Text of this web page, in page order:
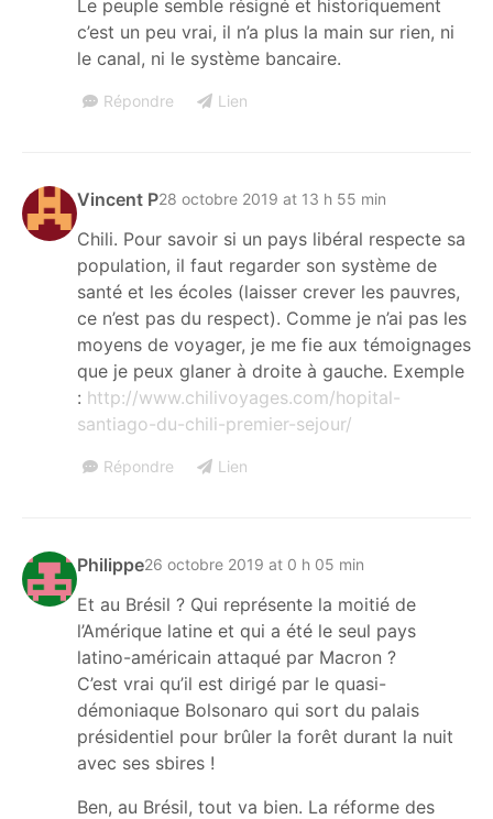
Le peuple semble résigné et historiquement
c’est un peu vrai, il n’a plus la main sur rien, ni
le canal, ni le système bancaire.
Répondre Lien
Vincent P28 octobre 2019 at 13 h 55 min
Chili. Pour savoir si un pays libéral respecte sa
population, il faut regarder son système de
santé et les écoles (laisser crever les pauvres,
ce n’est pas du respect). Comme je n’ai pas les
moyens de voyager, je me fie aux témoignages
que je peux glaner à droite à gauche. Exemple
: http://www.chilivoyages.com/hopital-
santiago-du-chili-premier-sejour/
Répondre Lien
Philippe26 octobre 2019 at 0 h 05 min
Et au Brésil ? Qui représente la moitié de
l’Amérique latine et qui a été le seul pays
latino-américain attaqué par Macron ?
C’est vrai qu’il est dirigé par le quasi-
démoniaque Bolsonaro qui sort du palais
présidentiel pour brûler la forêt durant la nuit
avec ses sbires !
Ben, au Brésil, tout va bien. La réforme des